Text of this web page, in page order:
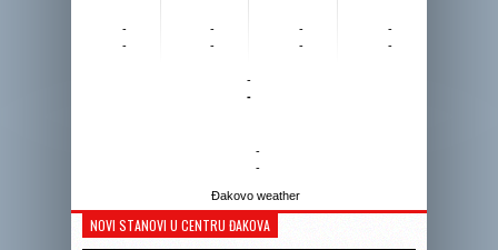
-
-
-
-
-
-
-
-
-
-
-
-
Đakovo weather
NOVI STANOVI U CENTRU ĐAKOVA